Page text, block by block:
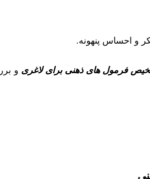
و احساس پنهونه.
فرمول های ذهنی برای لاغری و